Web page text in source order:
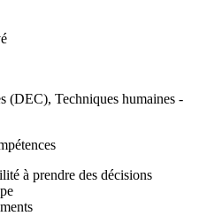
(DEC), Techniques humaines -
à prendre des décisions